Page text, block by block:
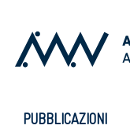
PUBBLICAZIONI